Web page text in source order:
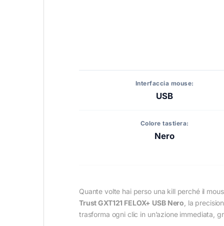
Interfaccia mouse:
USB
Colore tastiera:
Nero
Quante volte hai perso una kill perché il
Trust GXT121 FELOX+ USB Nero , la
trasforma ogni clic in un’azione immediata,